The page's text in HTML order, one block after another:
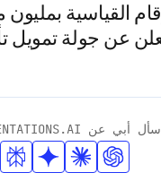
اسأل أبي عن PRESENTATIONS.AI